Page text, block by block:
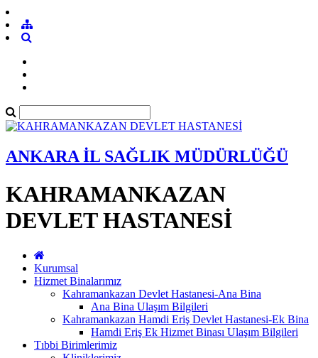
ANKARA İL SAĞLIK MÜDÜRLÜĞÜ
KAHRAMANKAZAN
DEVLET HASTANESİ
Kurumsal
Hizmet Binalarımız
Kahramankazan Devlet Hastanesi-Ana Bina
Ana Bina Ulaşım Bilgileri
Kahramankazan Hamdi Eriş Devlet Hastanesi-Ek Bina
Hamdi Eriş Ek Hizmet Binası Ulaşım Bilgileri
Tıbbi Birimlerimiz